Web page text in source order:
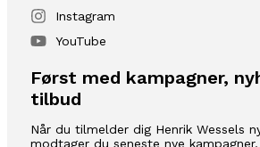
Instagram
YouTube
Først med kampagner,
tilbud
Når du tilmelder dig Henrik Wessels
modtager du seneste nye